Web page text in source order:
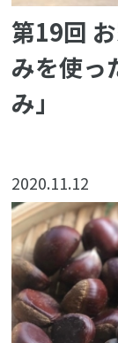
第19回
みを使っ
み」
2020.11.12